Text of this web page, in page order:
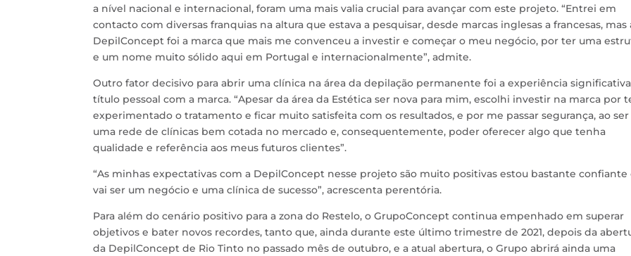
a nível nacional e internacional, foram uma mais valia crucial para avançar com este projeto. “Entrei em
contacto com diversas franquias na altura que estava a pesquisar, desde marcas inglesas a francesas, mas
DepilConcept foi a marca que mais me convenceu a investir e começar o meu negócio, por ter uma
e um nome muito sólido aqui em Portugal e internacionalmente”, admite.
Outro fator decisivo para abrir uma clínica na área da depilação permanente foi a experiência
título pessoal com a marca. “Apesar da área da Estética ser nova para mim, escolhi investir na marca por
experimentado o tratamento e ficar muito satisfeita com os resultados, e por me passar segurança, ao ser
uma rede de clínicas bem cotada no mercado e, consequentemente, poder oferecer algo que tenha
qualidade e referência aos meus futuros clientes”.
“As minhas expectativas com a DepilConcept nesse projeto são muito positivas estou bastante confiante
vai ser um negócio e uma clínica de sucesso”, acrescenta perentória.
Para além do cenário positivo para a zona do Restelo, o GrupoConcept continua empenhado em superar
objetivos e bater novos recordes, tanto que, ainda durante este último trimestre de 2021, depois da
da DepilConcept de Rio Tinto no passado mês de outubro, e a atual abertura, o Grupo abrirá ainda uma